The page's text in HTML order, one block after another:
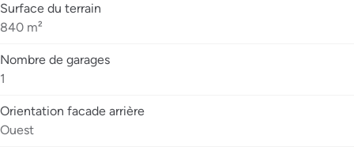
Surface du terrain
840 m²
Nombre de garages
1
Orientation facade arrière
Ouest